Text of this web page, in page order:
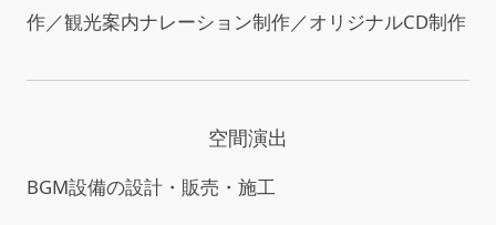
作／観光案内ナレーション制作／オリジナルCD制作
空間演出
BGM設備の設計・販売・施工